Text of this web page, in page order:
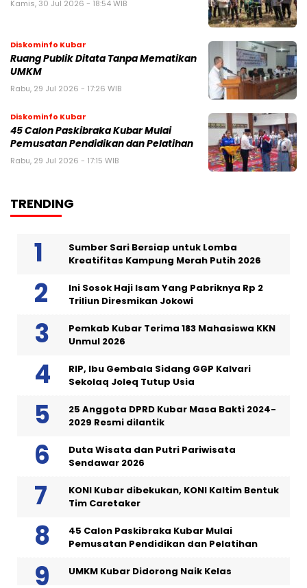
Kamis, 30 Jul 2026 - 18:54 WIB
Diskominfo Kubar
Ruang Publik Ditata Tanpa Mematikan
UMKM
Rabu, 29 Jul 2026 - 17:26 WIB
Diskominfo Kubar
45 Calon Paskibraka Kubar Mulai
Pemusatan Pendidikan dan Pelatihan
Rabu, 29 Jul 2026 - 17:15 WIB
TRENDING
Sumber Sari Bersiap untuk Lomba
Kreatifitas Kampung Merah Putih 2026
Ini Sosok Haji Isam Yang Pabriknya Rp 2
Triliun Diresmikan Jokowi
Pemkab Kubar Terima 183 Mahasiswa KKN
Unmul 2026
RIP, Ibu Gembala Sidang GGP Kalvari
Sekolaq Joleq Tutup Usia
25 Anggota DPRD Kubar Masa Bakti 2024-
2029 Resmi dilantik
Duta Wisata dan Putri Pariwisata
Sendawar 2026
KONI Kubar dibekukan, KONI Kaltim Bentuk
Tim Caretaker
45 Calon Paskibraka Kubar Mulai
Pemusatan Pendidikan dan Pelatihan
UMKM Kubar Didorong Naik Kelas